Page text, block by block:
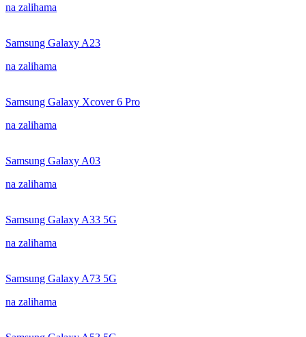
na zalihama
Samsung Galaxy A23
na zalihama
Samsung Galaxy Xcover 6 Pro
na zalihama
Samsung Galaxy A03
na zalihama
Samsung Galaxy A33 5G
na zalihama
Samsung Galaxy A73 5G
na zalihama